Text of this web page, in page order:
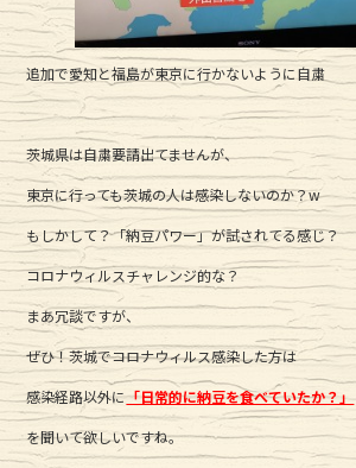
追加で愛知と福島が東京に行かないように自粛
茨城県は自粛要請出てませんが、
東京に行っても茨城の人は感染しないのか？w
もしかして？「納豆パワー」が試されてる感じ？
コロナウィルスチャレンジ的な？
まあ冗談ですが、
ぜひ！茨城でコロナウィルス感染した方は
感染経路以外に「日常的に納豆を食べていたか？」
を聞いて欲しいですね。